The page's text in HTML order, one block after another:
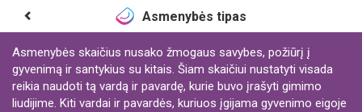
Asmenybės tipas
Asmenybės skaičius nusako žmogaus savybes, požiūrį į
gyvenimą ir santykius su kitais. Šiam skaičiui nustatyti visada
reikia naudoti tą vardą ir pavardę, kurie buvo įrašyti gimimo
liudijime. Kiti vardai ir pavardės, kuriuos įgijama gyvenimo eigoje